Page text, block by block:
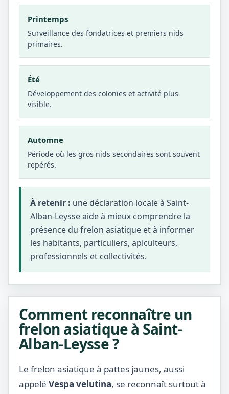
Printemps
Surveillance des fondatrices et premiers nids
primaires.
Été
Développement des colonies et activité plus
visible.
Automne
Période où les gros nids secondaires sont souvent
repérés.
À retenir : une déclaration locale à Saint-
Alban-Leysse aide à mieux comprendre la
présence du frelon asiatique et à informer
les habitants, particuliers, apiculteurs,
professionnels et collectivités.
Comment reconnaître un
frelon asiatique à Saint-
Alban-Leysse ?
Le frelon asiatique à pattes jaunes, aussi
appelé Vespa velutina, se reconnaît surtout à